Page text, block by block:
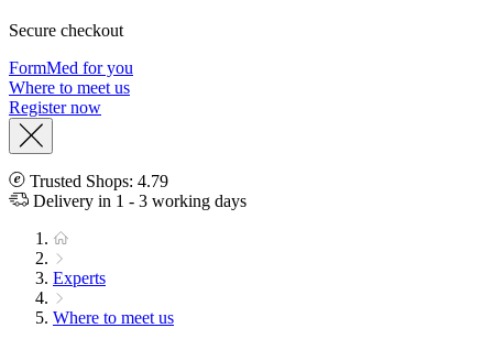
Secure checkout
FormMed for you
Where to meet us
Register now
Trusted Shops: 4.79
Delivery in 1 - 3 working days
Experts
Where to meet us